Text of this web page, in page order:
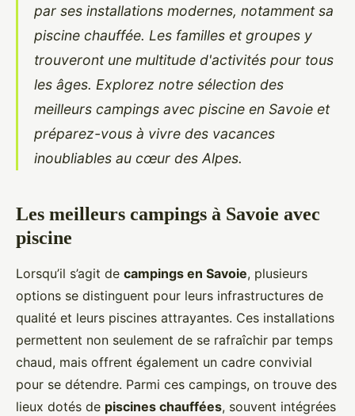
par ses installations modernes, notamment sa
piscine chauffée. Les familles et groupes y
trouveront une multitude d'activités pour tous
les âges. Explorez notre sélection des
meilleurs campings avec piscine en Savoie et
préparez-vous à vivre des vacances
inoubliables au cœur des Alpes.
Les meilleurs campings à Savoie avec
piscine
Lorsqu’il s’agit de campings en Savoie, plusieurs
options se distinguent pour leurs infrastructures de
qualité et leurs piscines attrayantes. Ces installations
permettent non seulement de se rafraîchir par temps
chaud, mais offrent également un cadre convivial
pour se détendre. Parmi ces campings, on trouve des
lieux dotés de piscines chauffées, souvent intégrées